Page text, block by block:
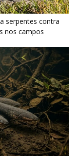
grupo para
de peixes